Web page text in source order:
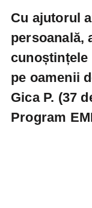
Cu ajutorul
persoanală,
cunoștințele
pe oamenii
Gica P. (37
Program